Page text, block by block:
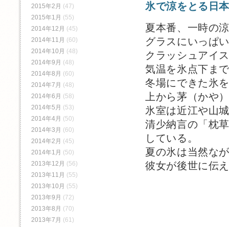
氷で涼をとる日
夏本番、一時の
グラスにいっぱ
クラッシュアイ
気温を氷点下ま
冬場にできた氷
上から茅（かや
氷室は近江や山
清少納言の「枕
している。
夏の氷は当然な
彼女が後世に伝
2015年2月 (47)
2015年1月 (55)
2014年12月 (45)
2014年11月 (60)
2014年10月 (48)
2014年9月 (48)
2014年8月 (60)
2014年7月 (48)
2014年6月 (58)
2014年5月 (53)
2014年4月 (50)
2014年3月 (60)
2014年2月 (45)
2014年1月 (50)
2013年12月 (56)
2013年11月 (55)
2013年10月 (55)
2013年9月 (72)
2013年8月 (70)
2013年7月 (61)